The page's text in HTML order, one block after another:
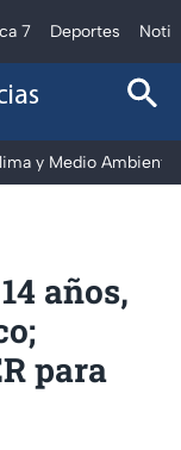
7 Deportes
y Medio Ambiente
años,
para